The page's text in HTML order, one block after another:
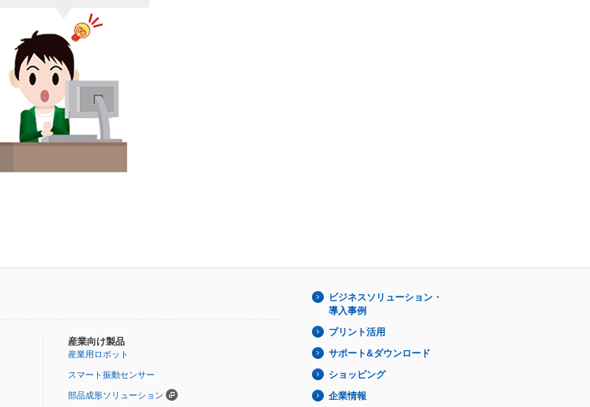
産業向け製品
産業用ロボット
スマート振動センサー
部品成形ソリューション
ビジネスソリューション・
導入事例
プリント活用
サポート&ダウンロード
ショッピング
企業情報